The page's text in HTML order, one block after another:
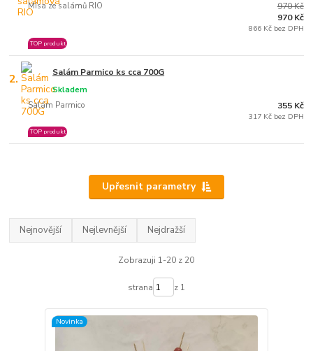
Mísa ze salámů RIO
TOP produkt
970 Kč
970 Kč
866 Kč bez DPH
2. Salám Parmico ks cca 700G
Salám Parmico
Skladem
TOP produkt
355 Kč
317 Kč bez DPH
Upřesnit parametry
Nejnovější Nejlevnější Nejdražší
Zobrazuji 1-20 z 20
strana z 1
Novinka